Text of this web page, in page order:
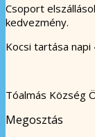
Csoport
kedvezmény.
Kocsi tartása napi
Tóalmás Község
Megosztás